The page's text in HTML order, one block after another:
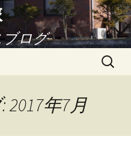
ブログ
検
年7月